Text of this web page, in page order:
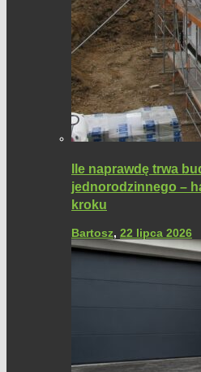
Ile naprawdę trwa
jednorodzinnego –
kroku
Bartosz, 22 lipca 2026